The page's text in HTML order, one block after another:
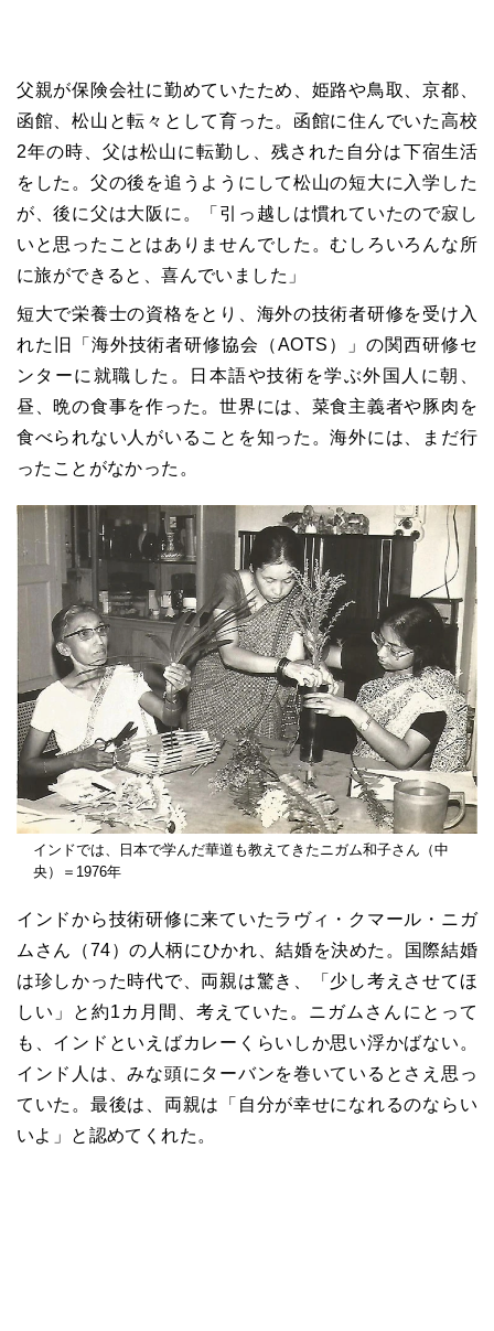
父親が保険会社に勤めていたため、姫路や鳥取、京都、
函館、松山と転々として育った。函館に住んでいた高校
2年の時、父は松山に転勤し、残された自分は下宿生活
をした。父の後を追うようにして松山の短大に入学した
が、後に父は大阪に。「引っ越しは慣れていたので寂し
いと思ったことはありませんでした。むしろいろんな所
に旅ができると、喜んでいました」
短大で栄養士の資格をとり、海外の技術者研修を受け入
れた旧「海外技術者研修協会（AOTS）」の関西研修セ
ンターに就職した。日本語や技術を学ぶ外国人に朝、
昼、晩の食事を作った。世界には、菜食主義者や豚肉を
食べられない人がいることを知った。海外には、まだ行
ったことがなかった。
インドでは、日本で学んだ華道も教えてきたニガム和子さん（中
央）＝1976年
インドから技術研修に来ていたラヴィ・クマール・ニガ
ムさん（74）の人柄にひかれ、結婚を決めた。国際結婚
は珍しかった時代で、両親は驚き、「少し考えさせてほ
しい」と約1カ月間、考えていた。ニガムさんにとって
も、インドといえばカレーくらいしか思い浮かばない。
インド人は、みな頭にターバンを巻いているとさえ思っ
ていた。最後は、両親は「自分が幸せになれるのならい
いよ」と認めてくれた。